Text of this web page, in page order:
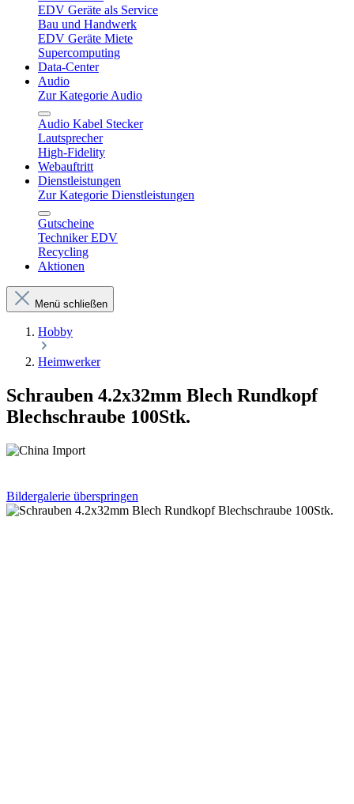
EDV Geräte als Service
Bau und Handwerk
EDV Geräte Miete
Supercomputing
Data-Center
Audio
Zur Kategorie Audio
Audio Kabel Stecker
Lautsprecher
High-Fidelity
Webauftritt
Dienstleistungen
Zur Kategorie Dienstleistungen
Gutscheine
Techniker EDV
Recycling
Aktionen
Menü schließen
Hobby
Heimwerker
Schrauben 4.2x32mm Blech Rundkopf
Blechschraube 100Stk.
Bildergalerie überspringen